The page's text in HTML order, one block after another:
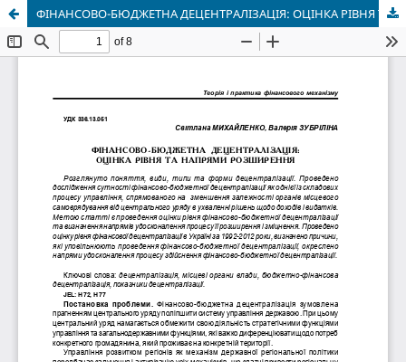
ФІНАНСОВО-БЮДЖЕТНА ДЕЦЕНТРАЛІЗАЦІЯ: ОЦІНКА РІВНЯ ТА НАПРЯМИ РОЗШИРЕННЯ